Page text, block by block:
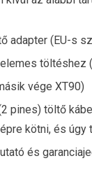
adapter (EU-s
töltéshez
vége XT90)
pines) töltő
kötni, és úgy
és